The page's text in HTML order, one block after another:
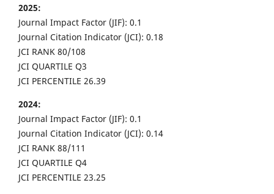
2025:
Journal Impact Factor (JIF): 0.1
Journal Citation Indicator (JCI): 0.18
JCI RANK 80/108
JCI QUARTILE Q3
JCI PERCENTILE 26.39
2024:
Journal Impact Factor (JIF): 0.1
Journal Citation Indicator (JCI): 0.14
JCI RANK 88/111
JCI QUARTILE Q4
JCI PERCENTILE 23.25